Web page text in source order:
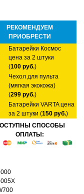
РЕКОМЕНДУЕМ
ПРИОБРЕСТИ
Батарейки Космос
цена за 2 штуки
(100 руб.)
Чехол для пульта
(мягкая экокожа)
(299 руб.)
Батарейки VARTA цена
за 2 штуки (150 руб.)
СПОСОБЫ
ОПЛАТЫ: